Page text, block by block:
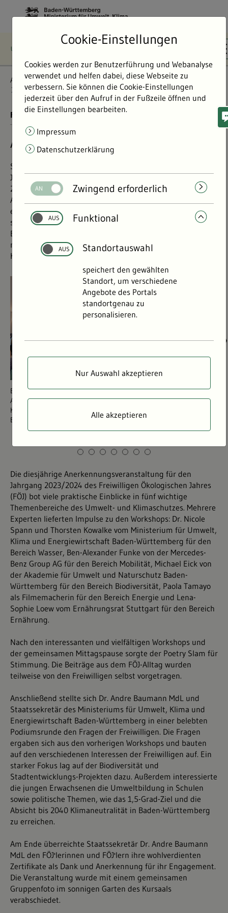
Aktiv für die Umwelt
Freiwilliges Ökologisches Jahr
FÖJ-Veranstaltung 2024
FREIWILLIGES ÖKOLOGISCHES JAHR
Anerkennungsveranstaltung 2024
Staatssekretär Dr. Andre Baumann MdL empfing am 13.
Juni 2024 rund 180 Freiwillige des FÖJ-Jahrgangs
2023/2024 im Kursaal in Bad Cannstatt zur FÖJ-
Anerkennungsveranstaltung. Die Teilnehmenden erlebten
einen spannenden und abwechslungsreichen Tag. Sie
standen als Personen im Vordergrund, konnten
Expertinnen und Experten Fragen stellen und erfuhren
noch mehr über die Umsetzung von Umwelt- und
Klimathemen.
Begrüßung durch Sybille Hepting-Hug, Abteilungsleitung der
Abteilung Klima, Nachhaltigkeit, Ressourceneffizienz,
Kreislaufwirtschaft im Ministerium für Umwelt, Klima und
Energiewirtschaft Baden-Württemberg.
Die diesjährige Anerkennungsveranstaltung für den
Jahrgang 2023/2024 des Freiwilligen Ökologischen Jahres
(FÖJ) bot viele praktische Einblicke in fünf wichtige
Themenbereiche des Umwelt- und Klimaschutzes. Mehrere
Experten lieferten Impulse zu den Workshops: Dr. Nicole
Spann und Thorsten Kowalke vom Ministerium für Umwelt,
Klima und Energiewirtschaft Baden-Württemberg für den
Bereich Wasser, Ben-Alexander Funke von der Mercedes-
Benz Group AG für den Bereich Mobilität, Michael Eick von
der Akademie für Umwelt und Naturschutz Baden-
Württemberg für den Bereich Biodiversität, Paola Tamayo
als Filmemacherin für den Bereich Energie und Lena-
Sophie Loew vom Ernährungsrat Stuttgart für den Bereich
Ernährung.
Nach den interessanten und vielfältigen Workshops und
der gemeinsamen Mittagspause sorgte der Poetry Slam für
Stimmung. Die Beiträge aus dem FÖJ-Alltag wurden
teilweise von den Freiwilligen selbst vorgetragen.
Anschließend stellte sich Dr. Andre Baumann MdL und
Staatssekretär des Ministeriums für Umwelt, Klima und
Energiewirtschaft Baden-Württemberg in einer belebten
Podiumsrunde den Fragen der Freiwilligen. Die Fragen
ergaben sich aus den vorherigen Workshops und bauten
auf den verschiedenen Interessen der Freiwilligen auf. Ein
starker Fokus lag auf der Biodiversität und
Stadtentwicklungs-Projekten dazu. Außerdem interessierte
die jungen Erwachsenen die Umweltbildung in Schulen
sowie politische Themen, wie das 1,5-Grad-Ziel und die
Absicht bis 2040 Klimaneutralität in Baden-Württemberg
zu erreichen.
Am Ende überreichte Staatssekretär Dr. Andre Baumann
MdL den FÖJ'lerinnen und FÖJ'lern ihre wohlverdienten
Zertifikate als Dank und Anerkennung für ihr Engagement.
Die Veranstaltung wurde mit einem gemeinsamen
Gruppenfoto im sonnigen Garten des Kursaals
verabschiedet.
Cookie-Einstellungen
Cookies werden zur Benutzerführung und Webanalyse
verwendet und helfen dabei, diese Webseite zu
verbessern. Sie können die Cookie-Einstellungen
jederzeit über den Aufruf in der Fußzeile öffnen und
die Einstellungen bearbeiten.
Impressum
Datenschutzerklärung
Zwingend erforderlich
Funktional
Standortauswahl
speichert den gewählten
Standort, um verschiedene
Angebote des Portals
standortgenau zu
personalisieren.
Nur Auswahl akzeptieren
Alle akzeptieren